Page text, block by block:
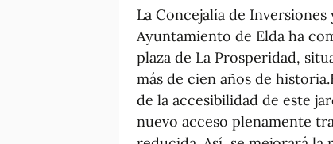
La Concejalía de
Ayuntamiento de Elda ha
plaza de La Prosperidad,
más de cien años de
de la accesibilidad de este
nuevo acceso plenamente